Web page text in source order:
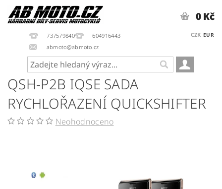
737579840
604916443
abmoto@abmoto.cz
CZK EUR
0 Kč
QSH-P2B IQSE SADA
RYCHLOŘAZENÍ QUICKSHIFTER
Neohodnoceno